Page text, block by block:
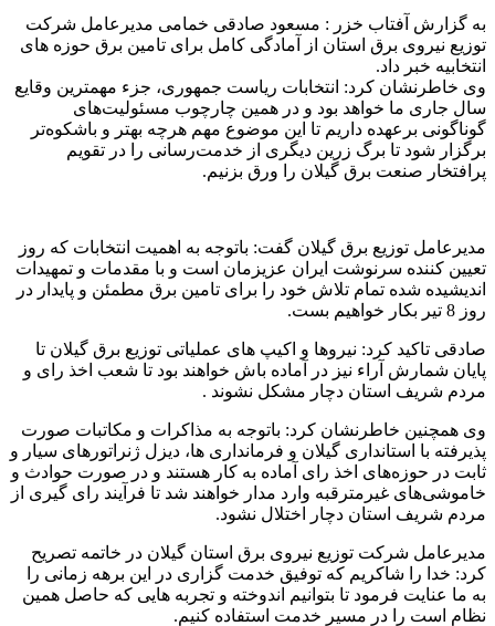
به گزارش آفتاب خزر : مسعود صادقی خمامی مدیرعامل شرکت
توزیع نیروی برق استان از آمادگی کامل برای تامین برق حوزه های
انتخابیه خبر داد.
وی خاطرنشان کرد: انتخابات ریاست جمهوری، جزء مهمترین وقایع
سال جاری ما خواهد بود و در همین چارچوب مسئولیت‌های
گوناگونی برعهده داریم تا این موضوع مهم هرچه بهتر و باشکوه‌تر
برگزار شود تا برگ زرین دیگری از خدمت‌رسانی را در تقویم
پرافتخار صنعت برق گیلان را ورق بزنیم.
مدیرعامل توزیع برق گیلان گفت: باتوجه به اهمیت انتخابات که روز
تعیین کننده سرنوشت ایران عزیزمان است و با مقدمات و تمهیدات
اندیشیده شده تمام تلاش خود را برای تامین برق مطمئن و پایدار در
روز 8 تیر بکار خواهیم بست.
صادقی تاکید کرد: نیروها و اکیپ های عملیاتی توزیع برق گیلان تا
پایان شمارش آراء نیز در آماده باش خواهند بود تا شعب اخذ رای و
مردم شریف استان دچار مشکل نشوند .
وی همچنین خاطرنشان کرد: باتوجه به مذاکرات و مکاتبات صورت
پذیرفته با استانداری گیلان و فرمانداری ها، دیزل ژنراتورهای سیار و
ثابت در حوزه‌های اخذ رای آماده به کار هستند و در صورت حوادث و
خاموشی‌های غیرمترقبه وارد مدار خواهند شد تا فرآیند رای گیری از
مردم شریف استان دچار اختلال نشود.
مدیرعامل شرکت توزیع نیروی برق استان گیلان در خاتمه تصریح
کرد: خدا را شاکریم که توفیق خدمت گزاری در این برهه زمانی را
به ما عنایت فرمود تا بتوانیم اندوخته و تجربه هایی که حاصل همین
نظام است را در مسیر خدمت استفاده کنیم.